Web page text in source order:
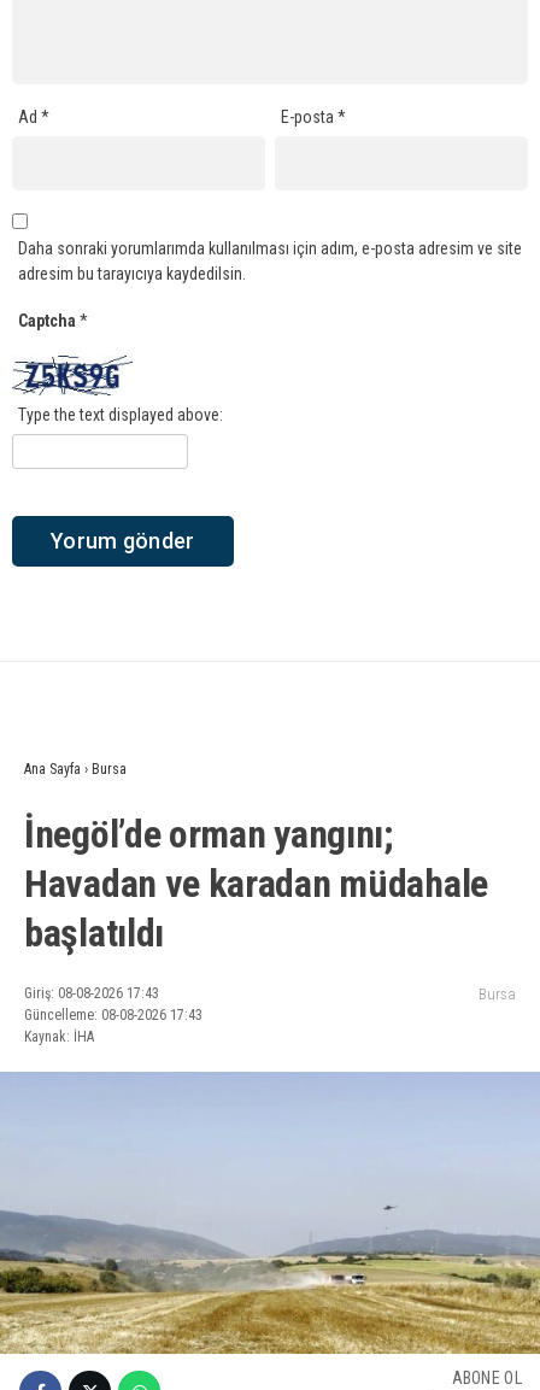
Ad * E-posta*
Daha sonraki yorumlarımda kullanılması için adım, e-posta adresim ve site
adresim bu tarayıcıya kaydedilsin.
Captcha *
Type the text displayed above:
Ana Sayfa › Bursa
İnegöl’de orman yangını;
Havadan ve karadan müdahale
başlatıldı
Giriş: 08-08-2026 17:43
Güncelleme: 08-08-2026 17:43
Kaynak: İHA
Bursa
ABONE OL